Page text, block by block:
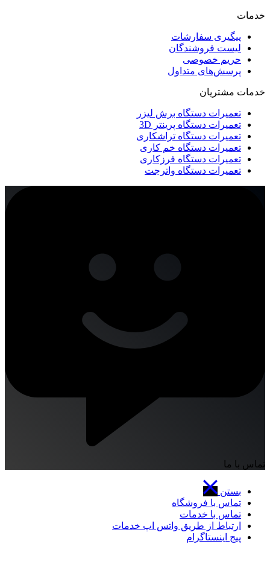
خدمات
پیگیری سفارشات
لیست فروشندگان
حریم خصوصی
پرسش‌های متداول
خدمات مشتریان
تعمیرات دستگاه برش لیزر
تعمیرات دستگاه پرینتر 3D
تعمیرات دستگاه تراشکاری
تعمیرات دستگاه خم کاری
تعمیرات دستگاه فرزکاری
تعمیرات دستگاه واترجت
تماس با ما
بستن
تماس با فروشگاه
تماس با خدمات
ارتباط از طریق واتس اپ خدمات
پیج اینستاگرام